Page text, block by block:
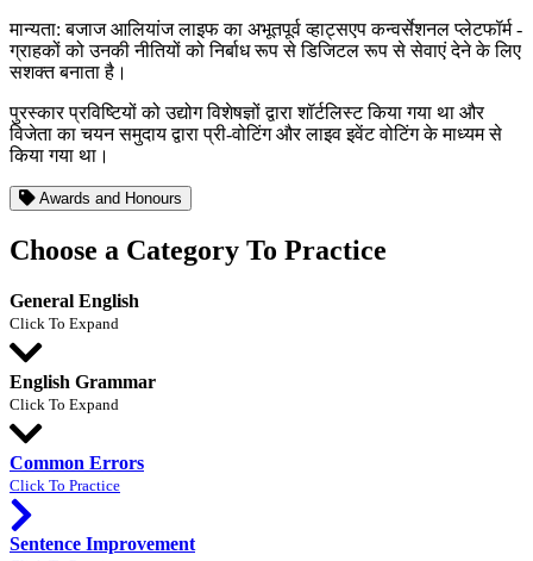
मान्यता: बजाज आलियांज लाइफ का अभूतपूर्व व्हाट्सएप कन्वर्सेशनल प्लेटफॉर्म -
ग्राहकों को उनकी नीतियों को निर्बाध रूप से डिजिटल रूप से सेवाएं देने के लिए
सशक्त बनाता है।
पुरस्कार प्रविष्टियों को उद्योग विशेषज्ञों द्वारा शॉर्टलिस्ट किया गया था और
विजेता का चयन समुदाय द्वारा प्री-वोटिंग और लाइव इवेंट वोटिंग के माध्यम से
किया गया था।
Awards and Honours
Choose a Category To Practice
General English
Click To Expand
English Grammar
Click To Expand
Common Errors
Click To Practice
Sentence Improvement